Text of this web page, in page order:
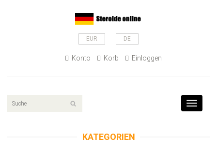
EUR DE
Konto Korb Einloggen
Toggle
KATEGORIEN